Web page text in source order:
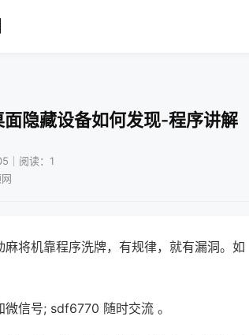
隐藏设备如何发现-程序讲解
｜阅读：1
将机靠程序洗牌，有规律，就有漏洞。如
信号; sdf6770 随时交流 。